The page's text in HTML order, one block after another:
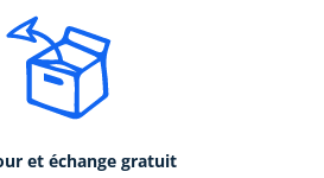
et échange gratuit